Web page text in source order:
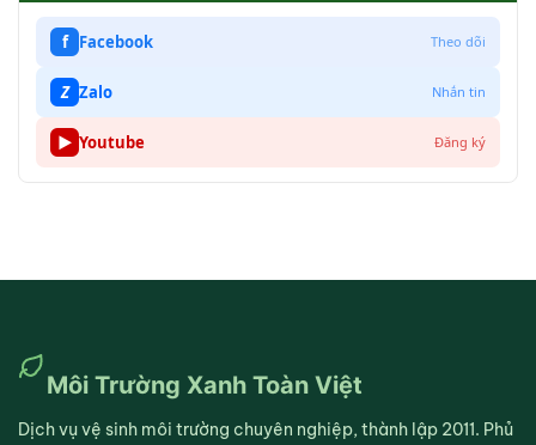
f Facebook Theo dõi
Z Zalo Nhắn tin
▶ Youtube Đăng ký
Môi Trường Xanh Toàn Việt
Dịch vụ vệ sinh môi trường chuyên nghiệp, thành lập 2011. Phủ